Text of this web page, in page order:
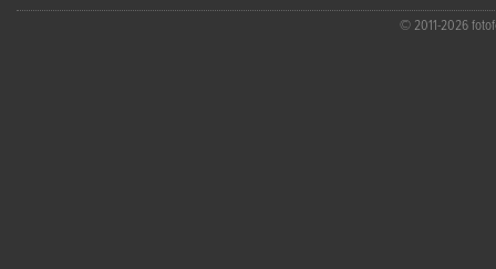
© 2011-2026